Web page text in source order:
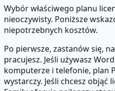
Wybór właściwego planu
nieoczywisty. Poniższe
niepotrzebnych kosztów.
Po pierwsze, zastanów się,
pracujesz. Jeśli używasz
komputerze i telefonie, plan
wystarczy. Jeśli chcesz objąć